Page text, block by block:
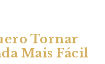
Tornar
Mais Fácil